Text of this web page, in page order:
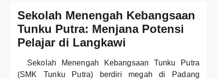
Sekolah Menengah Kebangsaan
Tunku Putra: Menjana Potensi
Pelajar di Langkawi
Sekolah Menengah Kebangsaan Tunku Putra
(SMK Tunku Putra) berdiri megah di Padang